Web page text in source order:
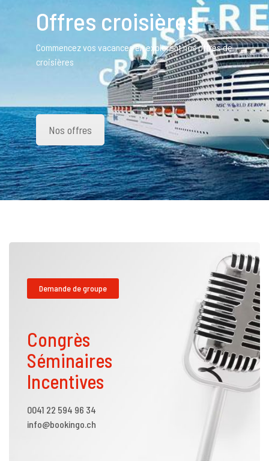
Offres croisières
Commencez vos vacances en explorant nos offres de
croisières
Nos offres
Demande de groupe
Congrès
Séminaires
Incentives
0041 22 594 96 34
info@bookingo.ch